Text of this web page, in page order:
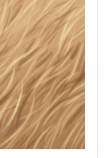
kleszcz
u
psa?